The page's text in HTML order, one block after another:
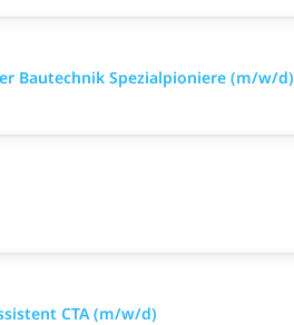
Bautechnik Spezialpioniere (m/w/d)
CTA (m/w/d)